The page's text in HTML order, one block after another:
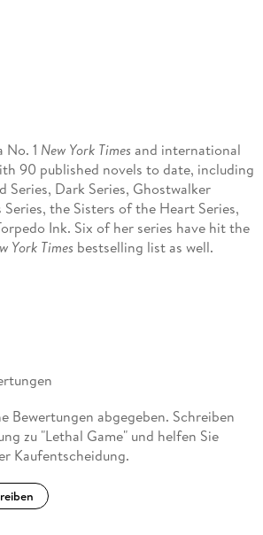
No. 1 New York Times and international
90 published novels to date, including
Series, Dark Series, Ghostwalker
Series, the Sisters of the Heart Series,
Ink. Six of her series have hit the
York Times bestselling list as well.
book trailer commercials have
appeared on
online:
com
Bewertungen abgegeben. Schreiben
zu "Lethal Game" und helfen Sie
Kaufentscheidung.